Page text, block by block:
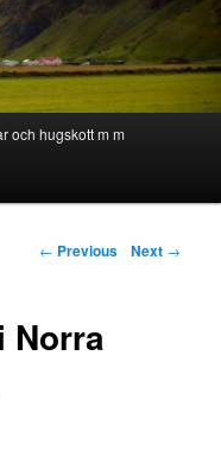
och hugskott m m
Post navigation
← Previous Next →
Norra